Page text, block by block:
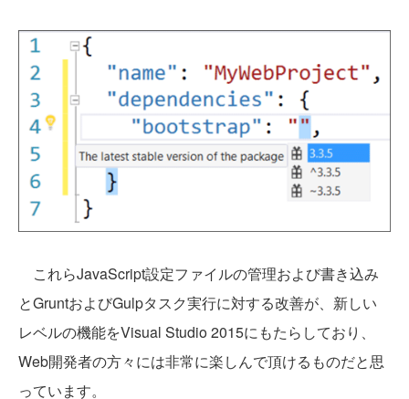
これらJavaScript設定ファイルの管理および書き込み
とGruntおよびGulpタスク実行に対する改善が、新しい
レベルの機能をVisual Studio 2015にもたらしており、
Web開発者の方々には非常に楽しんで頂けるものだと思
っています。